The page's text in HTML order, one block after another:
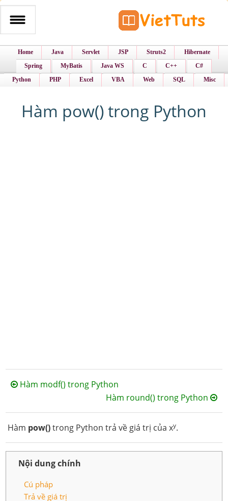
Home Java Servlet JSP Struts2
Hibernate
Spring
MyBatis Java WS C C++
C#
Python
PHP Excel VBA Web SQL Misc
Hàm pow() trong Python
Hàm modf() trong Python
Hàm round() trong Python
Hàm pow()trong Python trả về giá trị của xy.
Nội dung chính
Cú pháp
Trả về giá trị